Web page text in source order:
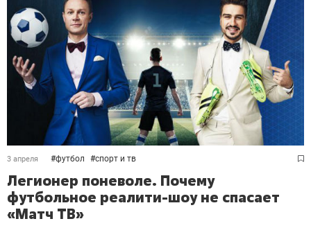
3 апреля #футбол #спорт и тв
Легионер поневоле. Почему
футбольное реалити-шоу не спасает
«Матч ТВ»